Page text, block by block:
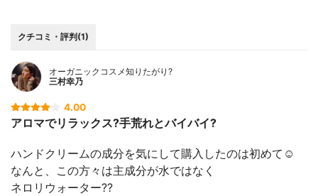
クチコミ・評判(1)
オーガニックコスメ知りたがり?
三村幸乃
4.00
アロマでリラックス?手荒れとバイバイ?
ハンドクリームの成分を気にして購入したのは初めて☺️
なんと、この方々は主成分が水ではなく
ネロリウォーター??